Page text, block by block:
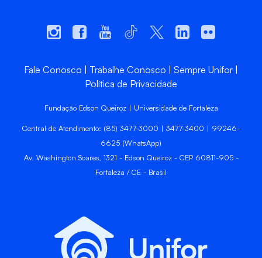
Fale Conosco Trabalhe Conosco
Sempre Unifor
Política de Privacidade
Fundação Edson Queiroz | Universidade de Fortaleza
Central de Atendimento: (85) 3477-3000 | 3477-3400 | 99246-
6625 (WhatsApp)
Av. Washington Soares, 1321 - Edson Queiroz - CEP 60811-905 -
Fortaleza / CE - Brasil